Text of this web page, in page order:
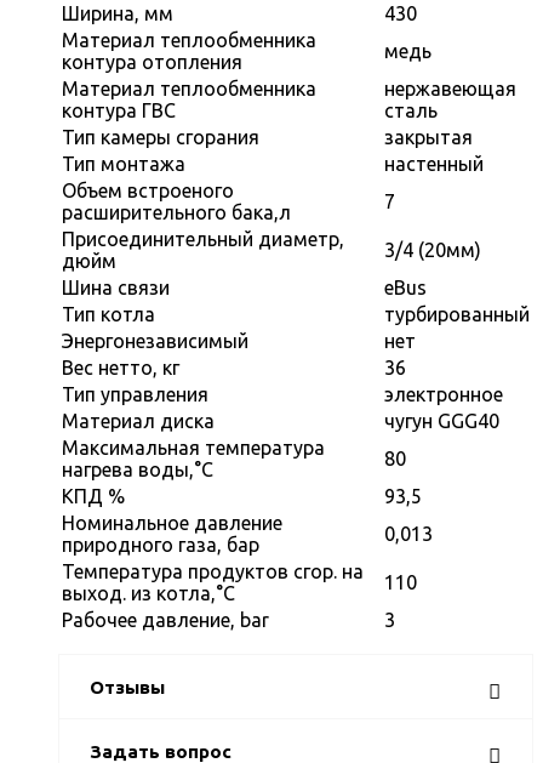
Ширина, мм
430
Материал теплообменника
контура отопления
медь
Материал теплообменника
контура ГВС
нержавеющая
сталь
Тип камеры сгорания
закрытая
Тип монтажа
настенный
Объем встроеного
расширительного бака,л
7
Присоединительный диаметр,
дюйм
3/4 (20мм)
Шина связи
eBus
Тип котла
турбированный
Энергонезависимый
нет
Вес нетто, кг
36
Тип управления
электронное
Материал диска
чугун GGG40
Максимальная температура
нагрева воды,°С
80
КПД %
93,5
Номинальное давление
природного газа, бар
0,013
Температура продуктов сгор. на
выход. из котла,°С
110
Рабочее давление, bar
3
Отзывы
Задать вопрос